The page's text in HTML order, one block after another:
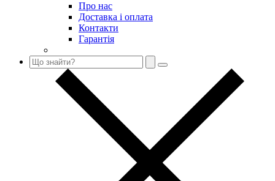
Про нас
Доставка і оплата
Контакти
Гарантія